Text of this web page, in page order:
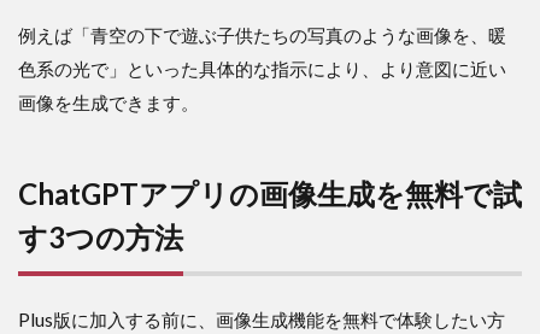
例えば「青空の下で遊ぶ子供たちの写真のような画像を、暖
色系の光で」といった具体的な指示により、より意図に近い
画像を生成できます。
ChatGPTアプリの画像生成を無料で試
す3つの方法
Plus版に加入する前に、画像生成機能を無料で体験したい方